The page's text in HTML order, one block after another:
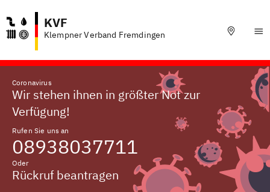
KVF
Klempner Verband Fremdingen
Coronavirus
Wir stehen ihnen in größter Not zur
Verfügung!
Rufen Sie uns an
08938037711
Oder
Rückruf beantragen